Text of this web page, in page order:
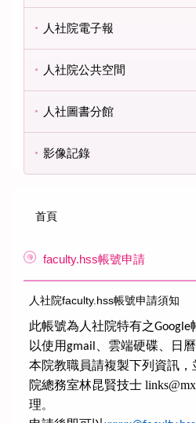
人社院電子報
人社院公共空間
人社圖書分館
影像記錄
首頁
faculty.hss帳號申請
人社院faculty.hss帳號申請須知
此帳號為人社院特有之Google
以使用gmail、 雲端硬碟、
日
本院教職員請複製下列資訊，
院總務室林昆賢技士
理。